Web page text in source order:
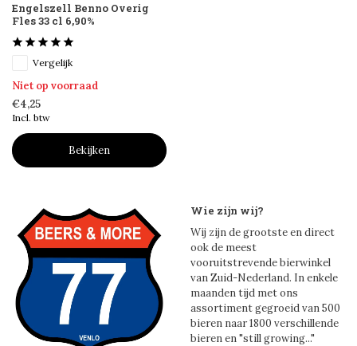
Engelszell Benno Overig
Fles 33 cl 6,90%
Vergelijk
Niet op voorraad
€4,25
Incl. btw
Bekijken
Wie zijn wij?
Wij zijn de grootste en direct
ook de meest
vooruitstrevende bierwinkel
van Zuid-Nederland. In enkele
maanden tijd met ons
assortiment gegroeid van 500
bieren naar 1800 verschillende
bieren en "still growing..."